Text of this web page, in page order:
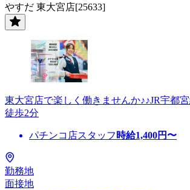
やすだ 東大宮店[25633]
東大宮店で楽しく働きませんか♪♪JR宇都
徒歩2分
パチンコ店スタッフ 時給1,400円〜
勤務地
面接地